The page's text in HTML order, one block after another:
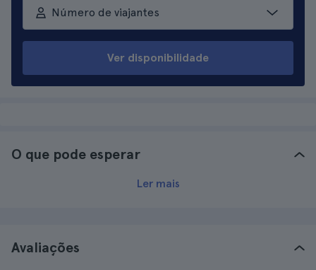
Número de viajantes
Ver disponibilidade
O que pode esperar
Ler mais
Avaliações